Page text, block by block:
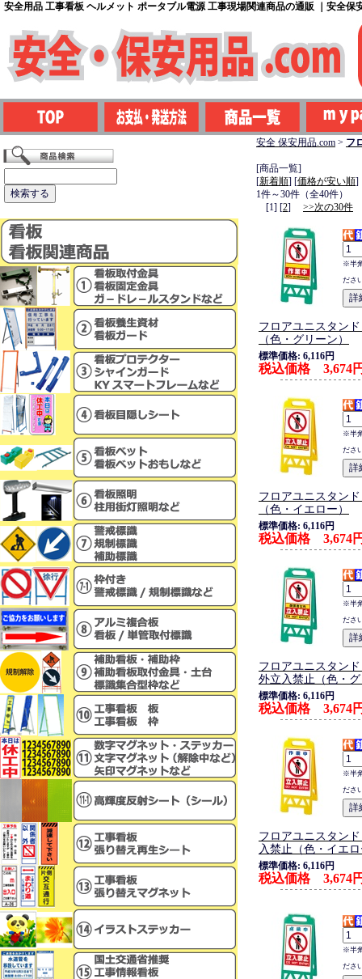
安全用品 工事看板 ヘルメット ポータブル電源 工事現場関連商品の通販 ｜安全保
安全 保安用品.com > フ
[商品一覧]
[新着順] [価格が安い順]
1件～30件（全40件）
[1] [2] >>次の30件
※半
ださ
フロアユニスタン
（色・グリーン）
標準価格: 6,116円
税込価格 3,674
※半
ださ
フロアユニスタン
（色・イエロー）
標準価格: 6,116円
税込価格 3,674
※半
ださ
フロアユニスタン
外立入禁止（色・
標準価格: 6,116円
税込価格 3,674
※半
ださ
フロアユニスタン
入禁止（色・イエ
標準価格: 6,116円
税込価格 3,674
※半
ださ